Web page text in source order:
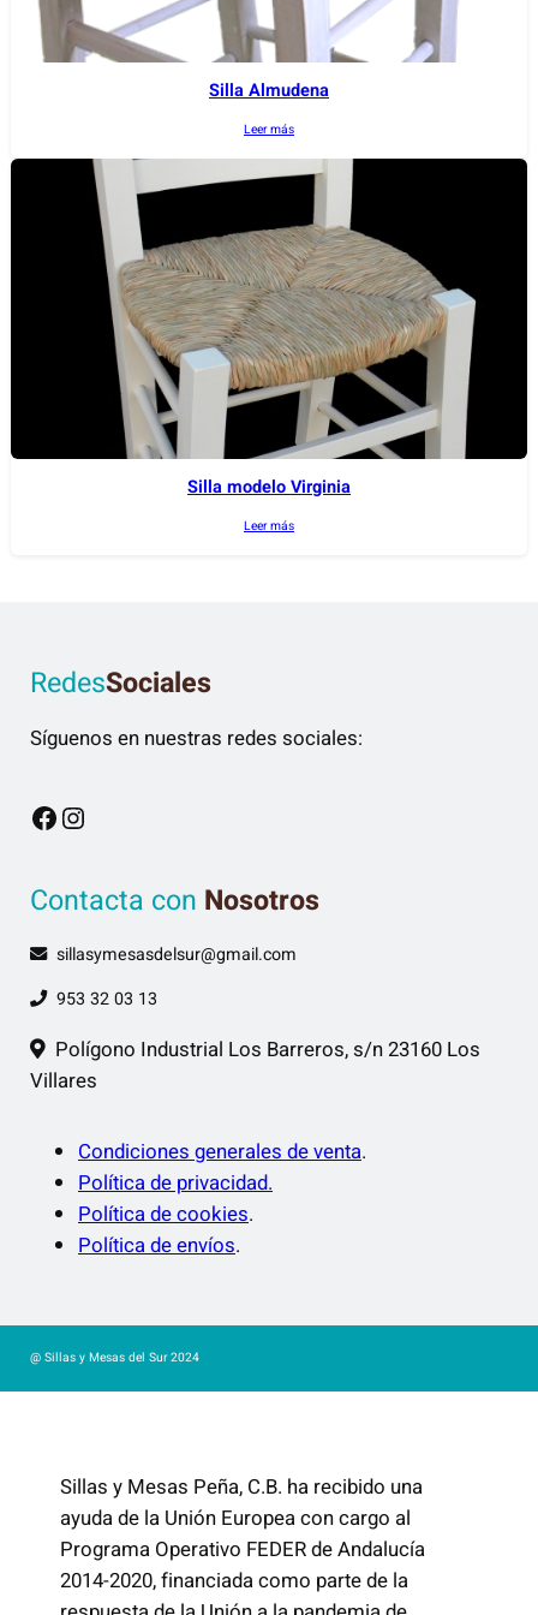
Silla Almudena
Leer más
Silla modelo Virginia
Leer más
RedesSociales
Síguenos en nuestras redes sociales:
Facebook Instagram
Contacta con Nosotros
sillasymesasdelsur@gmail.com
953 32 03 13
Polígono Industrial Los Barreros, s/n 23160 Los
Villares
Condiciones generales de venta.
Política de privacidad.
Política de cookies.
Política de envíos.
@ Sillas y Mesas del Sur 2024
Sillas y Mesas Peña, C.B. ha recibido una
ayuda de la Unión Europea con cargo al
Programa Operativo FEDER de Andalucía
2014-2020, financiada como parte de la